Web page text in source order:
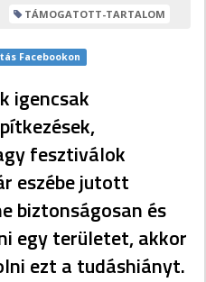
TÁMOGATOTT-TARTALOM
Facebookon
igencsak
fesztiválok
eszébe jutott
biztonságosan és
egy területet, akkor
ezt a tudáshiányt.